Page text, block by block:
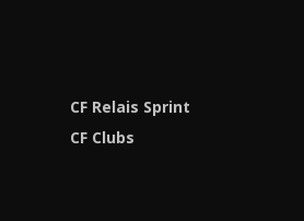
CF Relais Sprint
CF Clubs